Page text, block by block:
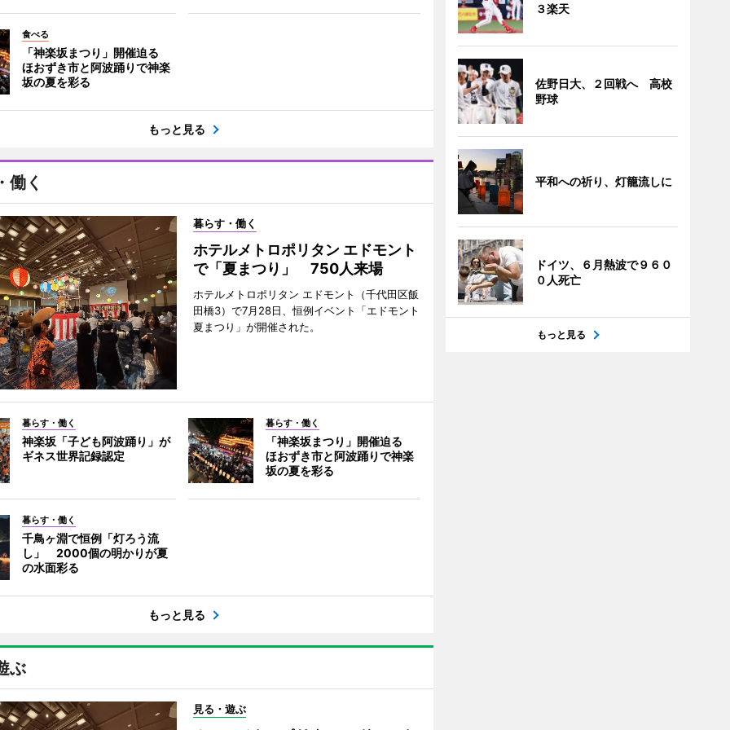
食べる
「神楽坂まつり」開催迫る
ほおずき市と阿波踊りで神楽
坂の夏を彩る
もっと見る
働く
暮らす・働く
ホテルメトロポリタン エドモント
で「夏まつり」 750人来場
ホテルメトロポリタン エドモント（千代田区飯
田橋3）で7月28日、恒例イベント「エドモント
夏まつり」が開催された。
暮らす・働く
神楽坂「子ども阿波踊り」が
ギネス世界記録認定
暮らす・働く
「神楽坂まつり」開催迫る
ほおずき市と阿波踊りで神楽
坂の夏を彩る
暮らす・働く
千鳥ヶ淵で恒例「灯ろう流
し」 2000個の明かりが夏
の水面彩る
もっと見る
ぶ
見る・遊ぶ
３楽天
佐野日大、２回戦へ 高校
野球
平和への祈り、灯籠流しに
ドイツ、６月熱波で９６０
０人死亡
もっと見る